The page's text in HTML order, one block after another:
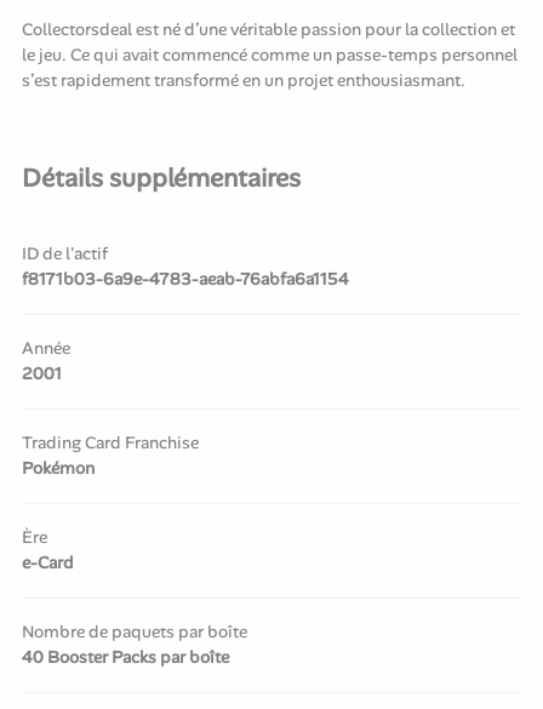
Collectorsdeal est né d’une véritable passion pour la collection et
le jeu. Ce qui avait commencé comme un passe-temps personnel
s’est rapidement transformé en un projet enthousiasmant.
Détails supplémentaires
ID de l'actif
f8171b03-6a9e-4783-aeab-76abfa6a1154
Année
2001
Trading Card Franchise
Pokémon
Ère
e-Card
Nombre de paquets par boîte
40 Booster Packs par boîte